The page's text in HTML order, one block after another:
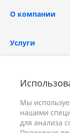
Мы
нашими
для анализа
О компании
Услуги